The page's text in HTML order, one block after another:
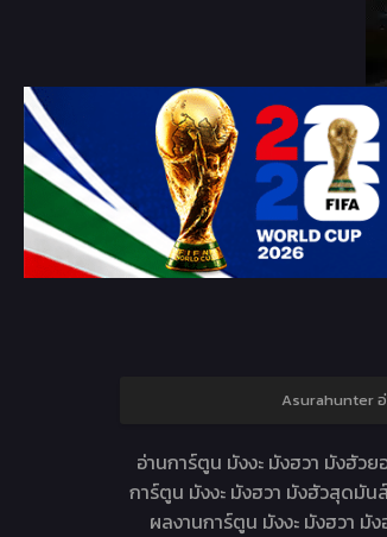
Asurahunter อ่
อ่านการ์ตูน มังงะ มังฮวา มังฮัว
การ์ตูน มังงะ มังฮวา มังฮัวสุดมันส์
ผลงานการ์ตูน มังงะ มังฮวา มั